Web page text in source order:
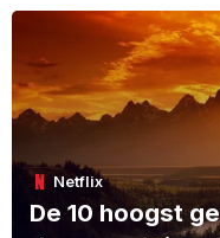
Netflix
De 10 hoogst